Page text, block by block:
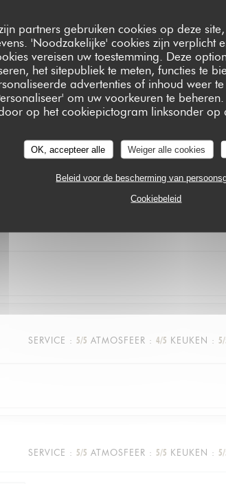
partners gebruiken cookies op deze
'Noodzakelijke' cookies zijn verplicht
vereisen uw toestemming. Deze
het sitepubliek te meten, functies te
advertenties of inhoud weer
om uw voorkeuren te
op het cookiepictogram linksonder op
OK, accepteer alle Weiger alle cookies
Beleid voor de bescherming van
Cookiebeleid
SERVICE ATMOSFEER /5 KEUKEN :
SERVICE: 5/5 ATMOSFEER: 5/5 KEUKEN: 5
est rapide et toujours avec le sourire
SERVICE : 5/5 ATMOSFEER : 4/5 KEUKEN : 5
SERVICE : 5/5 ATMOSFEER : 5/5 KEUKEN : 5